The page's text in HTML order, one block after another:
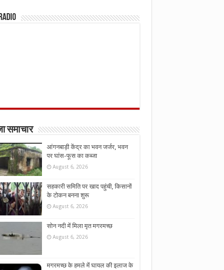
समाचार
आंगनबाड़ी केंद्र का भवन जर्जर, भवन
पर घांस-फूस का कब्जा
August 6, 2026
सहकारी समिति पर खाद पहुंची, किसानों
के टोकन बनना शुरू
August 6, 2026
सोन नदी में मिला मृत मगरमच्छ
August 6, 2026
मगरमच्छ के हमले में घायल की इलाज के